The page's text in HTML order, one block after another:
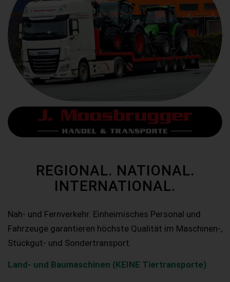
REGIONAL. NATIONAL.
INTERNATIONAL.
Nah- und Fernverkehr. Einheimisches Personal und
Fahrzeuge garantieren höchste Qualität im Maschinen-,
Stückgut- und Sondertransport.
Land- und Baumaschinen (KEINE Tiertransporte)